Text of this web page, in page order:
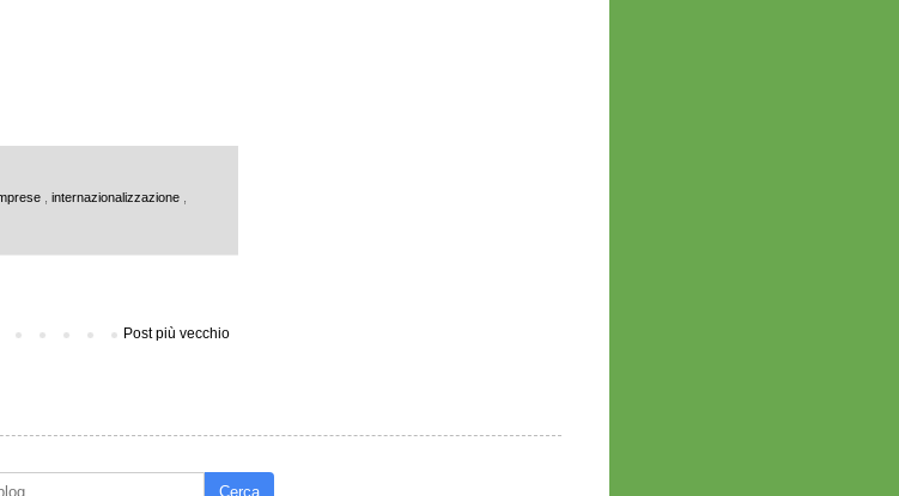
internazionalizzazione
Post più vecchio
Cerca